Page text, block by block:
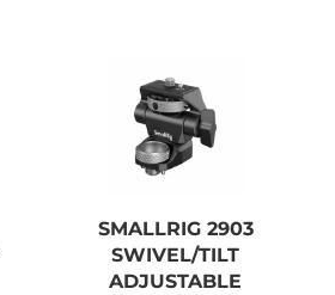
SMALLRIG 2903
SWIVEL/TILT
ADJUSTABLE